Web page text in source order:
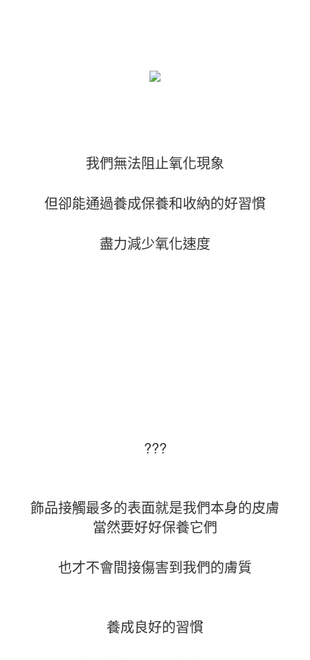
我們無法阻止氧化現象
但卻能通過養成保養和收納的好習慣
盡力減少氧化速度
???
飾品接觸最多的表面就是我們本身的皮膚
當然要好好保養它們
也才不會間接傷害到我們的膚質
養成良好的習慣